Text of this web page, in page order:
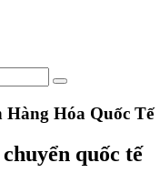
Hóa Quốc Tế
quốc tế